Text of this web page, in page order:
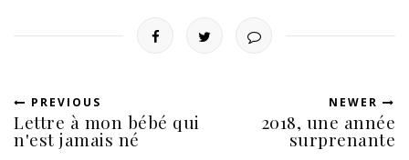
PREVIOUS
Lettre à mon bébé qui
n'est jamais né
NEWER
2018, une année
surprenante